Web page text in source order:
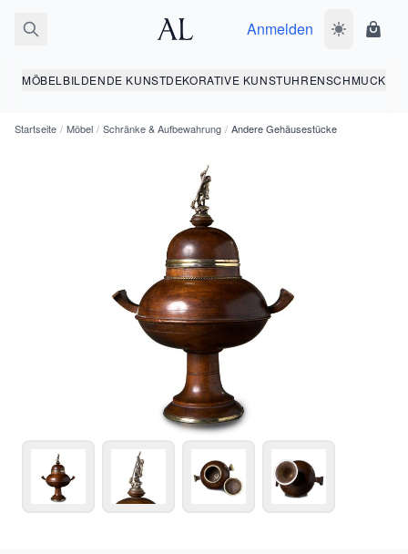
Anmelden
MÖBEL BILDENDE KUNSTDEKORATIVE KUNSTUHRENSCHMUCK
Startseite / Möbel / Schränke & Aufbewahrung / Andere Gehäusestücke